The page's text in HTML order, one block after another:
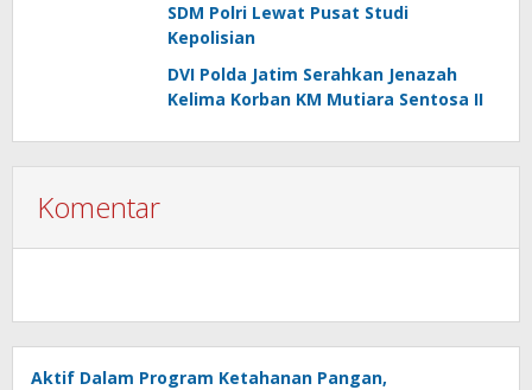
SDM Polri Lewat Pusat Studi
Kepolisian
DVI Polda Jatim Serahkan Jenazah
Kelima Korban KM Mutiara Sentosa II
Komentar
Aktif Dalam Program Ketahanan Pangan,